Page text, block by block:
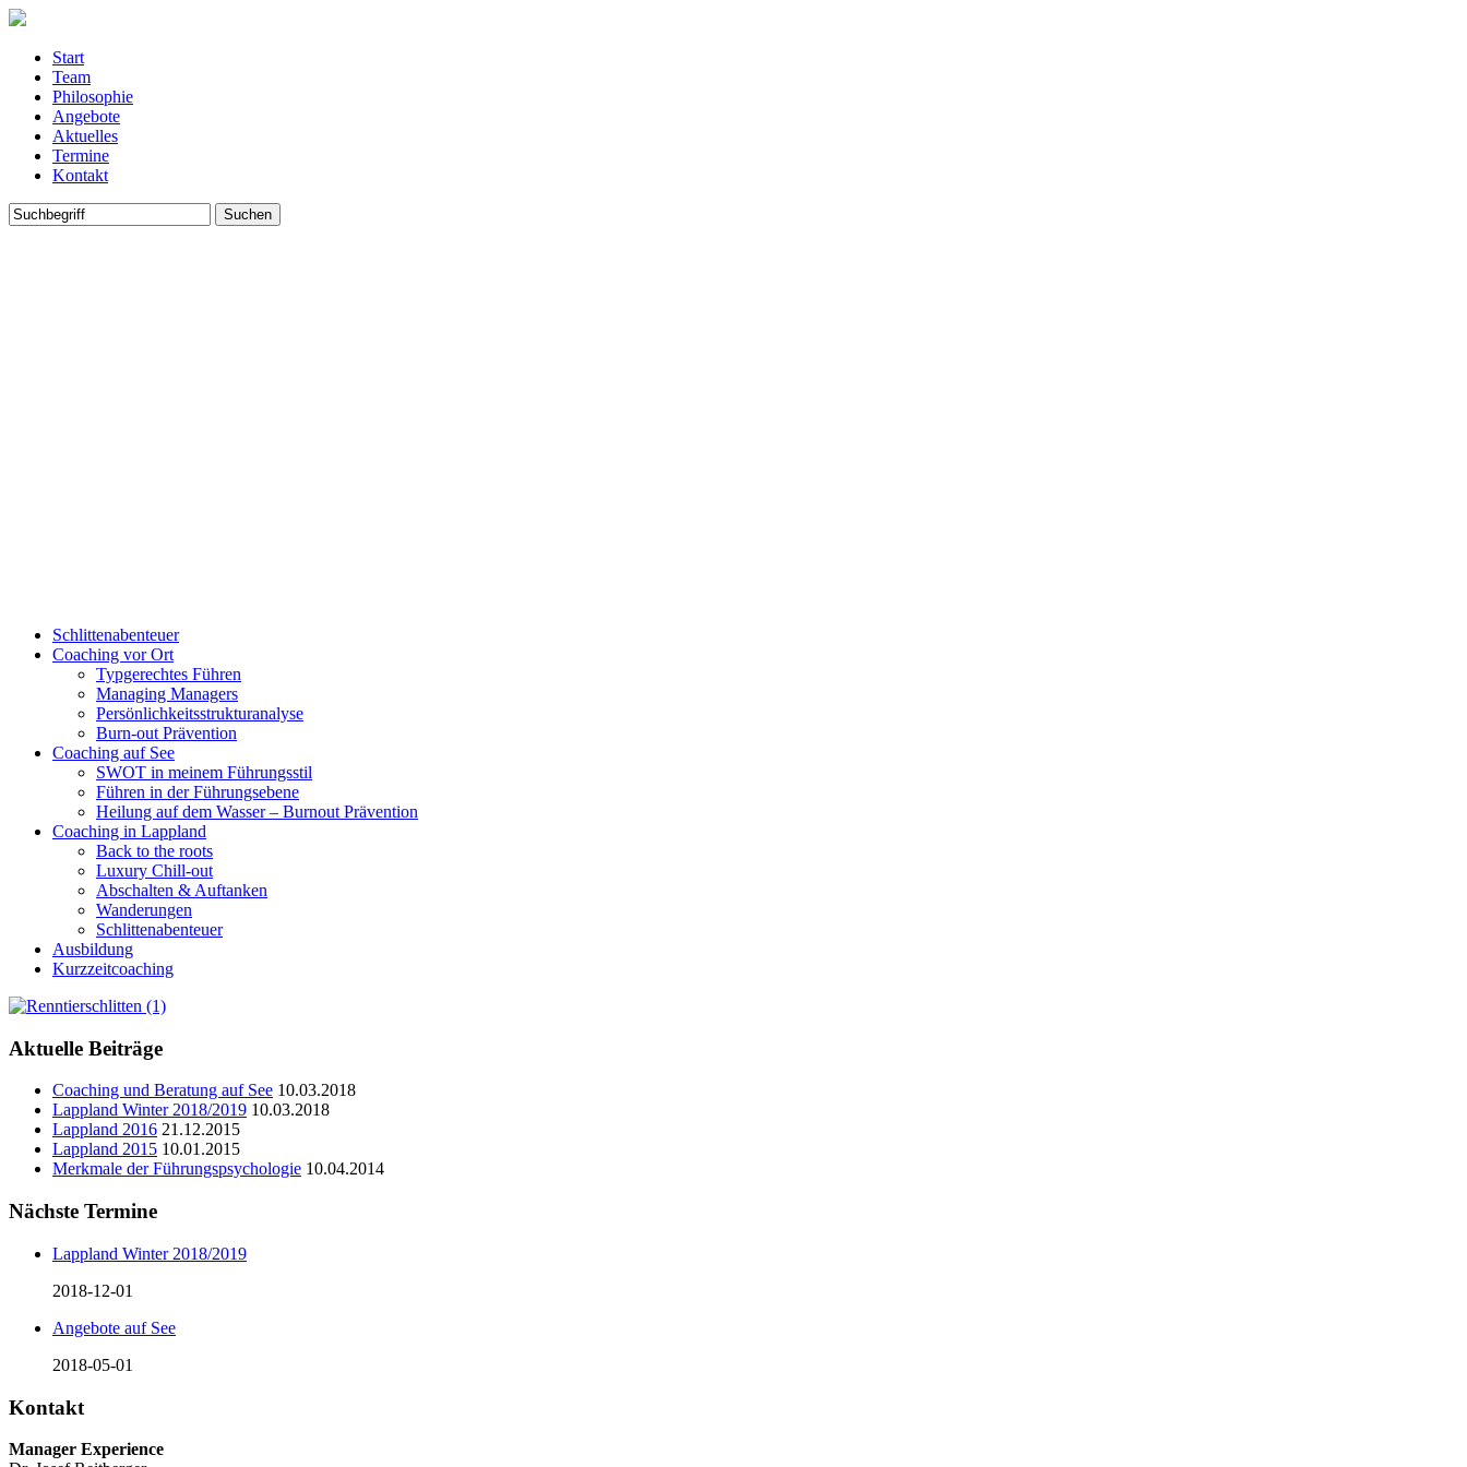
Start
Team
Philosophie
Angebote
Aktuelles
Termine
Kontakt
Schlittenabenteuer
Coaching vor Ort
Typgerechtes Führen
Managing Managers
Persönlichkeitsstrukturanalyse
Burn-out Prävention
Coaching auf See
SWOT in meinem Führungsstil
Führen in der Führungsebene
Heilung auf dem Wasser – Burnout Prävention
Coaching in Lappland
Back to the roots
Luxury Chill-out
Abschalten & Auftanken
Wanderungen
Schlittenabenteuer
Ausbildung
Kurzzeitcoaching
Aktuelle Beiträge
Coaching und Beratung auf See 10.03.2018
Lappland Winter 2018/2019 10.03.2018
Lappland 2016 21.12.2015
Lappland 2015 10.01.2015
Merkmale der Führungspsychologie 10.04.2014
Nächste Termine
Lappland Winter 2018/2019
2018-12-01
Angebote auf See
2018-05-01
Kontakt
Manager Experience